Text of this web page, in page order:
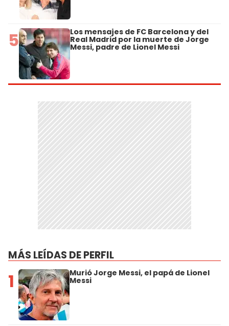
5 Los mensajes de FC Barcelona y del
Real Madrid por la muerte de Jorge
Messi, padre de Lionel Messi
MÁS LEÍDAS DE PERFIL
1 Murió Jorge Messi, el papá de Lionel
Messi